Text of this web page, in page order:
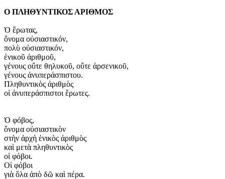
Ο ΠΛΗΘΥΝΤΙΚΟΣ ΑΡΙΘΜΟΣ
Ὁ ἔρωτας,
ὄνομα οὐσιαστικόν,
πολὺ οὐσιαστικόν,
ἑνικοῦ ἀριθμοῦ,
γένους οὔτε θηλυκοῦ, οὔτε ἀρσενικοῦ,
γένους ἀνυπεράσπιστου.
Πληθυντικὸς ἀριθμὸς
οἱ ἀνυπεράσπιστοι ἔρωτες.
Ὁ φόβος,
ὄνομα οὐσιαστικὸν
στὴν ἀρχὴ ἑνικὸς ἀριθμὸς
καὶ μετὰ πληθυντικὸς
οἱ φόβοι.
Οἱ φόβοι
γιὰ ὅλα ἀπὸ δῶ καὶ πέρα.